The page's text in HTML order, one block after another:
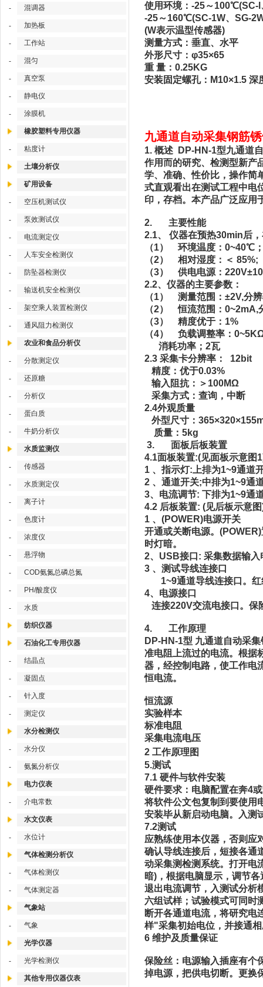
- 混调器
- 加热板
- 工作站
- 混匀
- 真空泵
- 静电仪
- 涂膜机
橡胶塑料专用仪器
- 粘度计
土壤分析仪
矿用设备
- 空压机测试仪
- 泵效测试仪
- 电流测定仪
- 人车安全检测仪
- 防坠器检测仪
- 输送机安全检测仪
- 架空乘人装置检测仪
- 通风阻力检测仪
农业和食品分析仪
- 分散测定仪
- 还原糖
- 分析仪
- 蛋白质
- 牛奶分析仪
水质监测仪
- 传感器
- 水质测定仪
- 离子计
- 色度计
- 浓度仪
- 悬浮物
- COD氨氮总磷总氮
- PH/酸度仪
- 水质
纺织仪器
石油化工专用仪器
- 结晶点
- 凝固点
- 针入度
- 测定仪
水分检测仪
- 水分仪
- 氨氮分析仪
电力仪表
- 介电常数
水文仪表
- 水位计
气体检测分析仪
- 气体检测仪
- 气体测定器
气象站
- 气象
光学仪器
- 光学检测仪
其他专用仪器仪表
使用环境：-25～100℃(SC-l
-25～160℃(SC-1W、SG-
(W表示温型传感器)
测量方式：垂直、水平
外形尺寸：φ35×65
重 量：0.25KG
安装固定螺孔：M10×1.5 深
九通道自动采集钢筋
1. 概述 DP-HN-1型九通道
作用而的研究、检测型新产
学、准确、性价比，操作简
式直观看出在测试工程中电
印，存档。本产品广泛应用
2. 主要性能
2.1、 仪器在预热30min后
（1） 环境温度：0~40℃
（2） 相对湿度：＜ 85%;
（3） 供电电源：
2.2、仪器的主要参数：
（1） 测量范围：±2V,分
（2） 恒流范围：0~2mA,
（3） 精度优于：1%
（4） 负载调整率：
消耗功率；2瓦
2.3 采集卡分辨率： 12bit
精度：优于0.03%
输入阻抗：＞100MΩ
采集方式：查询，中断
2.4外观质量
外型尺寸：
质量：5kg
3. 面板后板装置
4.1面板装置:(见面板示意图
1 、指示灯:上排为1~9通道
2 、通道开关;中排为1~9通
3、电流调节: 下排为1~9通
4.2 后板装置: (见后板示意
1 、(POWER)电源开关
开通或关断电源。
时灯暗。
2、USB接口: 采集数据输入
3 、测试导线连接口
1~9通道导线连接口。红
4、电源接口
连接220V交流电接口。保
4. 工作原理
DP-HN-1型 九通道自动采
准电阻上流过的电流。根据
器，经控制电路，使工作电
恒电流。
恒流源
实验样本
标准电阻
采集电流电压
2 工作原理图
5.测试
7.1 硬件与软件安装
硬件要求：电脑配置在奔4
将软件公文包复制到要使用
安装毕从新启动电脑。入测
7.2测试
应熟练使用本仪器，否则应
确认导线连接后，短接各通
动采集测检测系统。打开电
暗)，根据电脑显示，调节
退出电流调节，入测试分析
六组试样；试验模式可同时
断开各通道电流，将研究电
样"采集初始电位，并接通
6 维护及质量保证
保险丝：电源输入插座有个
掉电源，把供电切断。更换